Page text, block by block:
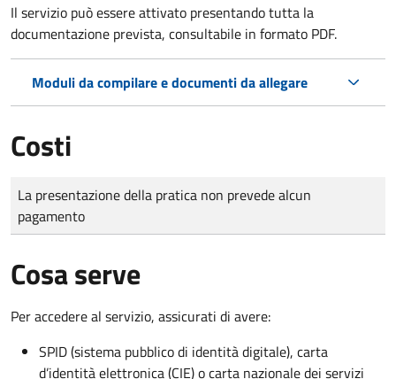
Il servizio può essere attivato presentando tutta la
documentazione prevista, consultabile in formato PDF.
Moduli da compilare e documenti da allegare
Costi
Tipo di pagamento
Importo
La presentazione della pratica non prevede alcun
pagamento
Cosa serve
Per accedere al servizio, assicurati di avere:
SPID (sistema pubblico di identità digitale), carta
d’identità elettronica (CIE) o carta nazionale dei servizi